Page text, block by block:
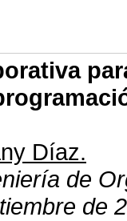
Díaz.
de
de